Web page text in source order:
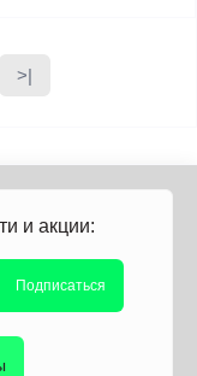
>|
и акции:
Подписаться